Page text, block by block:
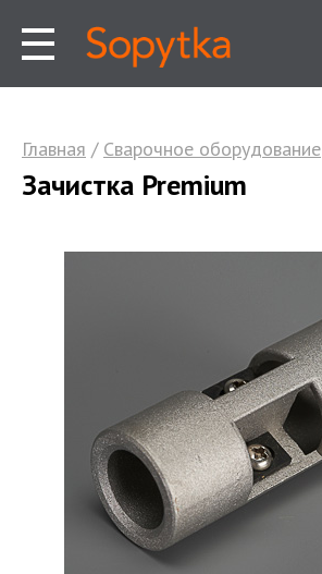
Главная / Сварочное оборудование
Зачистка Premium